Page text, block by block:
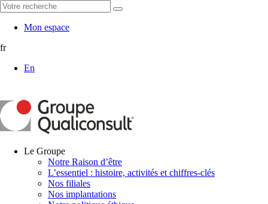
Mon espace
fr
En
Le Groupe
Notre Raison d’être
L’essentiel : histoire, activités et chiffres-clés
Nos filiales
Nos implantations